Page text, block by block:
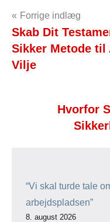
Forrige indlæg
Skab Dit
Sikker Metode
Vilje
Hvorfor
“Vi skal turde tale
arbejdspladsen”
8. august 2026